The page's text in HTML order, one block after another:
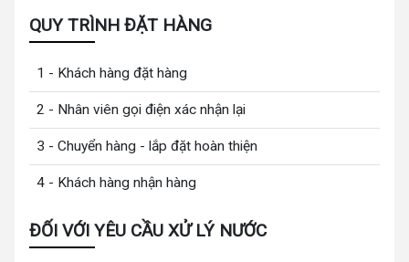
QUY TRÌNH ĐẶT HÀNG
1 - Khách hàng đặt hàng
2 - Nhân viên gọi điện xác nhận lại
3 - Chuyển hàng - lắp đặt hoàn thiện
4 - Khách hàng nhận hàng
ĐỐI VỚI YÊU CẦU XỬ LÝ NƯỚC